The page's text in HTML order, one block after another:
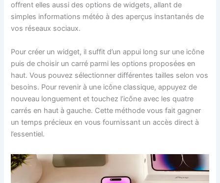
offrent elles aussi des options de widgets, allant de
simples informations météo à des aperçus instantanés de
vos réseaux sociaux.
Pour créer un widget, il suffit d’un appui long sur une icône
puis de choisir un carré parmi les options proposées en
haut. Vous pouvez sélectionner différentes tailles selon vos
besoins. Pour revenir à une icône classique, appuyez de
nouveau longuement et touchez l’icône avec les quatre
carrés en haut à gauche. Cette méthode vous fait gagner
un temps précieux en vous fournissant un accès direct à
l’essentiel.